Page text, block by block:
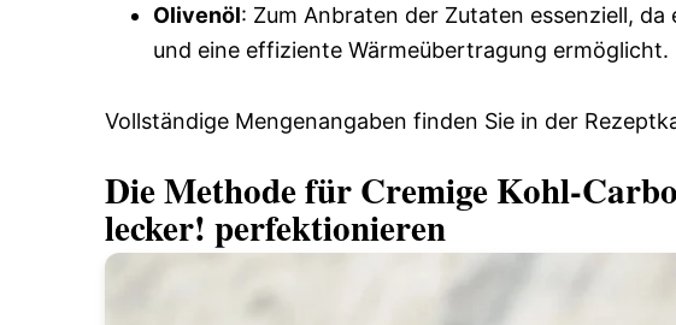
Olivenöl: Zum Anbraten der Zutaten essenziell,
und eine effiziente Wärmeübertragung ermöglicht.
Vollständige Mengenangaben finden Sie in der
Die Methode für Cremige Kohl-
lecker! perfektionieren